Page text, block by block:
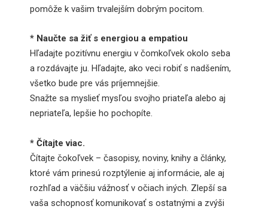
pomôže k vašim trvalejším dobrým pocitom.
* Naučte sa žiť s energiou a empatiou
Hľadajte pozitívnu energiu v čomkoľvek okolo seba
a rozdávajte ju. Hľadajte, ako veci robiť s nadšením,
všetko bude pre vás príjemnejšie.
Snažte sa myslieť mysľou svojho priateľa alebo aj
nepriateľa, lepšie ho pochopíte.
* Čítajte viac.
Čítajte čokoľvek – časopisy, noviny, knihy a články,
ktoré vám prinesú rozptýlenie aj informácie, ale aj
rozhľad a väčšiu vážnosť v očiach iných. Zlepší sa
vaša schopnosť komunikovať s ostatnými a zvýši